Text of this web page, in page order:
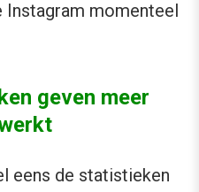
momenteel
geven meer
eens de statistieken